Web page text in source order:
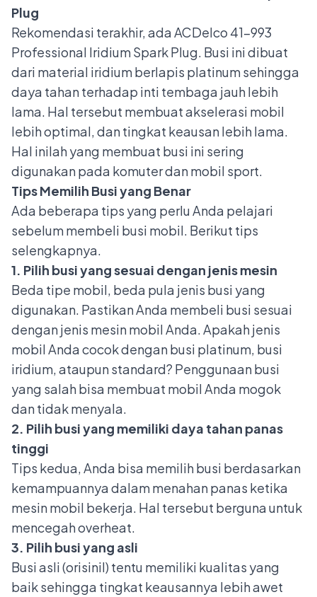
Plug
Rekomendasi terakhir, ada ACDelco 41-993
Professional Iridium Spark Plug. Busi ini dibuat
dari material iridium berlapis platinum sehingga
daya tahan terhadap inti tembaga jauh lebih
lama. Hal tersebut membuat akselerasi mobil
lebih optimal, dan tingkat keausan lebih lama.
Hal inilah yang membuat busi ini sering
digunakan pada komuter dan mobil sport.
Tips Memilih Busi yang Benar
Ada beberapa tips yang perlu Anda pelajari
sebelum membeli busi mobil. Berikut tips
selengkapnya.
1. Pilih busi yang sesuai dengan jenis mesin
Beda tipe mobil, beda pula jenis busi yang
digunakan. Pastikan Anda membeli busi sesuai
dengan jenis mesin mobil Anda. Apakah jenis
mobil Anda cocok dengan busi platinum, busi
iridium, ataupun standard? Penggunaan busi
yang salah bisa membuat mobil Anda mogok
dan tidak menyala.
2. Pilih busi yang memiliki daya tahan panas
tinggi
Tips kedua, Anda bisa memilih busi berdasarkan
kemampuannya dalam menahan panas ketika
mesin mobil bekerja. Hal tersebut berguna untuk
mencegah overheat.
3. Pilih busi yang asli
Busi asli (orisinil) tentu memiliki kualitas yang
baik sehingga tingkat keausannya lebih awet